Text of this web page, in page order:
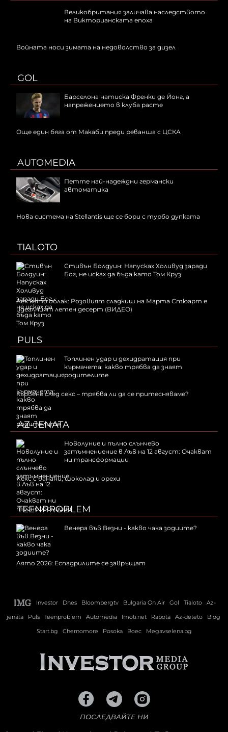
Великобритания заличава наследството
на Викторианската епоха
Войната носи зимата на недоволство за дизел
GOL
Барселона натиска Френки де Йонг, а
напрежението в клуба расте
Още един бяга от Макаби преди реванша с ЦСКА
AUTOMEDIA
Петте най-надеждни германски
автоматика
Нова система на Stellantis ще се бори с турбо дупката
TIALOTO
Стивън Болдуин: Напусках Холивуд заради
Бог, не исках да бъда като Том Круз
Лек като облак: Розовият сладкиш на Марта Стюарт е
идеалният летен десерт (ВИДЕО)
PULS
Топлинен удар и дехидратация при
кърмачета: какво трябва да знаят
родителите
Кървене след секс – трябва ли да се притесняваме?
AZ-JENATA
Новолуние и пълно слънчево
затъмнениение в Лъв на 12 август: Очакват
ни трансформации
Kекс с банани, шоколад и орехи
TEENPROBLEM
Венера във Везни - какво чака зодиите?
Лято 2026: Еспадрилите се завръщат
Investor Dnes Bloombergtv Bulgaria On Air Gol Tialoto
Az-
jenata
Puls Teenproblem Automedia Imoti.net Rabota Az-deteto
Blog
Start.bg
Chernomore Posoka Boec Megavselena.bg
ПОСЛЕДВАЙТЕ НИ